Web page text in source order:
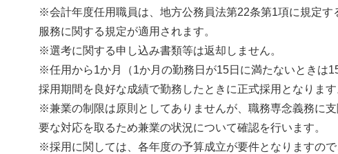
※会計年度任用職員は、地方公務員法第22条第1項に規定
服務に関する規定が適用されます。
※選考に関する申し込み書類等は返却しません。
※任用から1か月（1か月の勤務日が15日に満たないときは
採用期間を良好な成績で勤務したときに正式採用となりま
※兼業の制限は原則としてありませんが、職務専念義務に
要な対応を取るため兼業の状況について確認を行います。
※採用に関しては、各年度の予算成立が要件となりますの